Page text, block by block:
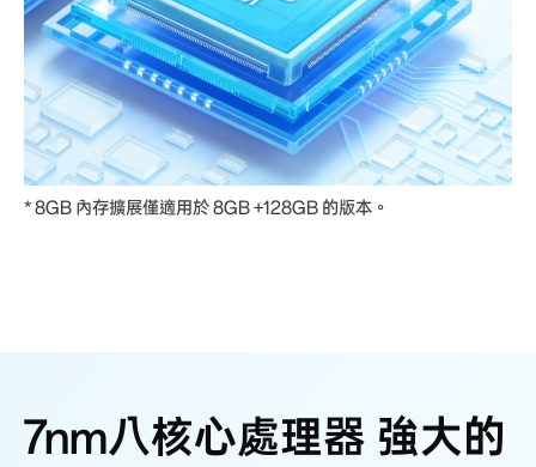
* 8GB 內存擴展僅適用於 8GB +128GB 的版本。
7nm八核心處理器 強大的